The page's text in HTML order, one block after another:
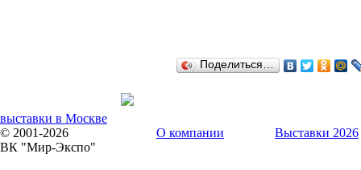
Поделиться…
выставки в Москве
© 2001-2026
ВК "Мир-Экспо"
О компании Выставки 2026